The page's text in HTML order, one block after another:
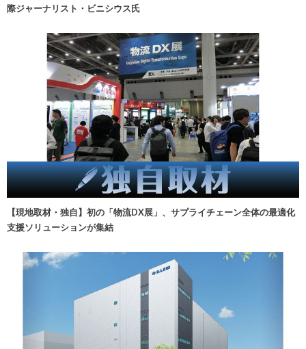
際ジャーナリスト・ビニシウス氏
【現地取材・独自】初の「物流DX展」、サプライチェーン全体の最適化
支援ソリューションが集結